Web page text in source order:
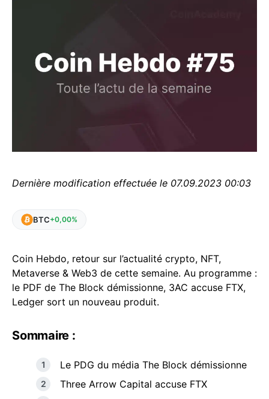
Dernière modification effectuée le 07.09.2023 00:03
BTC+0,00%
Coin Hebdo, retour sur l’actualité crypto, NFT,
Metaverse & Web3 de cette semaine. Au programme :
le PDF de The Block démissionne, 3AC accuse FTX,
Ledger sort un nouveau produit.
Sommaire :
Le PDG du média The Block démissionne
Three Arrow Capital accuse FTX